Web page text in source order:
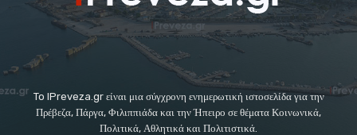
To IPreveza.gr είναι μια σύγχρονη ενημερωτική ιστοσελίδα για την
Πρέβεζα, Πάργα, Φιλιππιάδα και την Ήπειρο σε θέματα Κοινωνικά,
Πολιτικά, Αθλητικά και Πολιτιστικά.